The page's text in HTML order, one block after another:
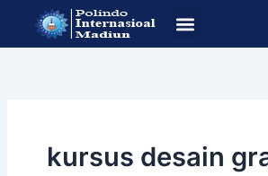
konten
kursus desain